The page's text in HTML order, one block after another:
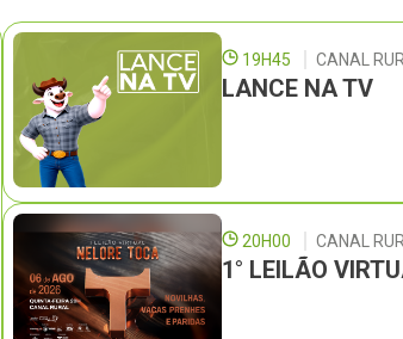
19H45 CANAL
LANCE NA TV
20H00 CANAL
1° LEILÃO